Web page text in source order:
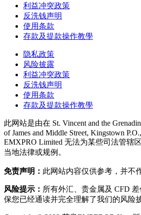
利益冲突政策
反洗钱声明
使用条款
存款及提款操作教學
隐私政策
风险披露
利益冲突政策
反洗钱声明
使用条款
存款及提款操作教學
此网站是由在 St. Vincent and the
of James and Middle Street, Kingstown
EMXPRO Limited 无法为某些司法管辖
当地法律或规例。
免责声明： 此网站内容仅供参考，并不
风险提示： 所有外汇、贵金属及 CFD
保您已经通读并完全理解了我们的风险